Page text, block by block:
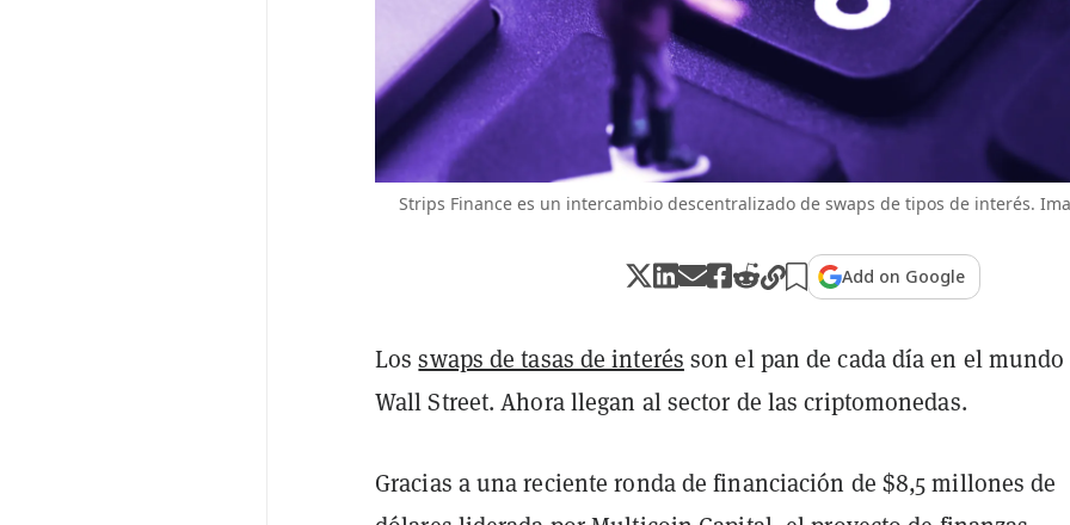
Strips Finance es un intercambio descentralizado de swaps de tipos de interés.
Add on Google
Losswaps de tasas de interés son el pan de cada día en el mundo
Wall Street. Ahora llegan al sector de las criptomonedas.
Gracias a una reciente ronda de financiación de $8,5 millones de